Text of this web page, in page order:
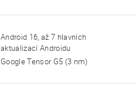
Android 16, až 7 hlavních
aktualizací Androidu
Google Tensor G5 (3 nm)